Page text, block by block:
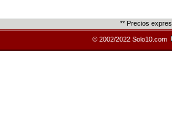
** Precios
© 2002/2022 Solo10.com